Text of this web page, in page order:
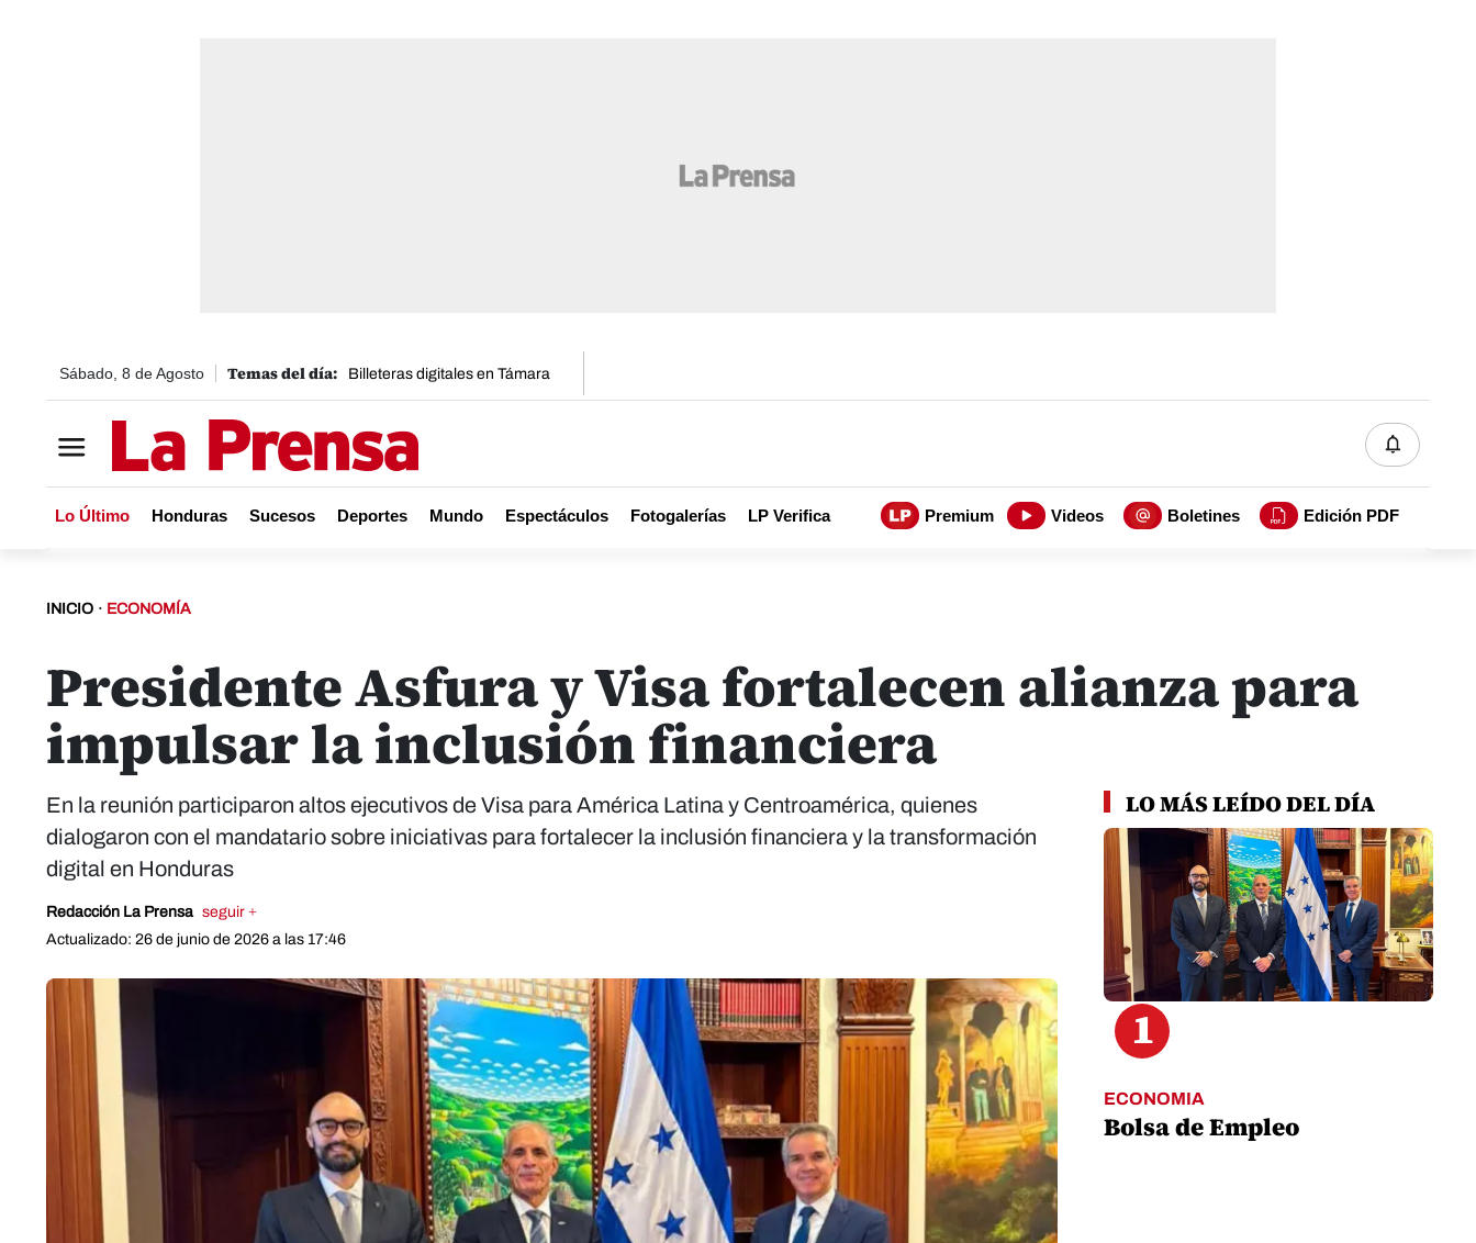
Sábado, 8 de Agosto Billeteras digitales en Támara
Lo Último Honduras Sucesos Deportes Mundo Espectáculos Fotogalerías LP Verifica Premium Videos Boletines Edición PDF
INICIO · ECONOMÍA
Presidente Asfura y Visa fortalecen alianza para
impulsar la inclusión financiera
En la reunión participaron altos ejecutivos de Visa para América Latina y Centroamérica, quienes
dialogaron con el mandatario sobre iniciativas para fortalecer la inclusión financiera y la transformación
digital en Honduras
Redacción La Prensa seguir +
Actualizado: 26 de junio de 2026 a las 17:46
LO MÁS LEÍDO DEL DÍA
1
ECONOMIA
Bolsa de Empleo